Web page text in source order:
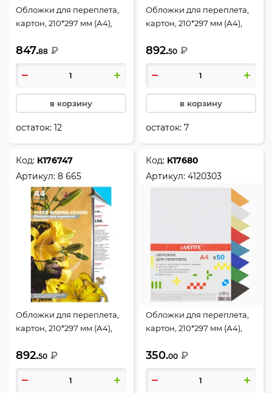
Обложки для переплета,
картон, 210*297 мм (А4),
фактура кожа, 100 шт,
РеалИСТ
847.88 ₽
в корзину
остаток:12
Обложки для переплета,
картон, 210*297 мм (А4),
фактура кожа, 100 шт,
РеалИСТ
892.50 ₽
в корзину
остаток:7
Код: К176747
Артикул:8 665
Обложки для переплета,
картон, 210*297 мм (А4),
фактура кожа, 100 шт,
РеалИСТ
892.50 ₽
Код: К17680
Артикул:4120303
Обложки для переплета,
картон, 210*297 мм (А4),
кв.м, фактура кожа, 50 шт,
deVENTE
350.00 ₽